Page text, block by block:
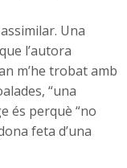
Una
l’autora
m’he trobat amb
“una
és perquè “no
feta d’una